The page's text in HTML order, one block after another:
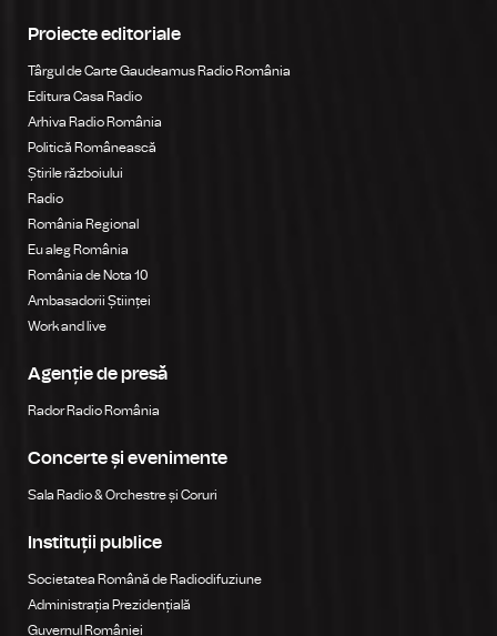
Proiecte editoriale
Târgul de Carte Gaudeamus Radio România
Editura Casa Radio
Arhiva Radio România
Politică Românească
Știrile războiului
Radio
România Regional
Eu aleg România
România de Nota 10
Ambasadorii Științei
Work and live
Agenție de presă
Rador Radio România
Concerte și evenimente
Sala Radio & Orchestre și Coruri
Instituții publice
Societatea Română de Radiodifuziune
Administrația Prezidențială
Guvernul României